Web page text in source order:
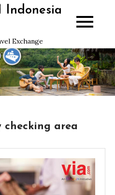
Indonesia
Exchange
checking area